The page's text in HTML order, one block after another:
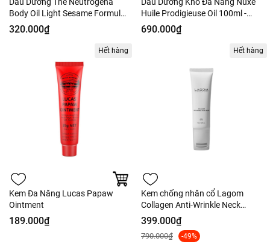
Body Oil Light Sesame Formula
250ml - Nobox
320.000₫
Huile Prodigieuse Oil 100ml -
Tách Set Nobox - Hàng Duty
690.000₫
Hết hàng
Kem Đa Năng Lucas Papaw
Ointment
189.000₫
Hết hàng
Kem chống nhăn cổ Lagom
Collagen Anti-Wrinkle Neck
Cream - 50ml
399.000₫
790.000₫ -49%